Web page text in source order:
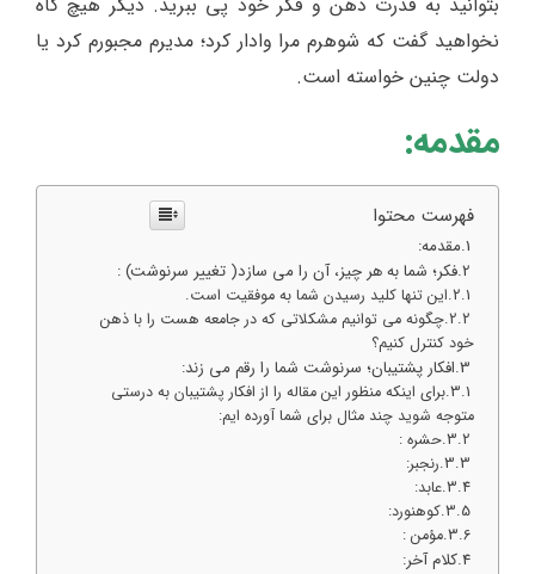
نخواهید گفت که شوهرم مرا وادار کرد؛ مدیرم مجبورم کرد یا
دولت چنین خواسته است.
مقدمه:
فهرست محتوا
مقدمه:
فکر؛ شما به هر چیز، آن را می سازد( تغییر سرنوشت) :
این تنها کلید رسیدن شما به موفقیت است.
چگونه می توانیم مشکلاتی که در جامعه هست را با ذهن
خود کنترل کنیم؟
افکار پشتیبان؛ سرنوشت شما را رقم می زند:
برای اینکه منظور این مقاله را از افکار پشتیبان به درستی
متوجه شوید چند مثال برای شما آورده ایم:
حشره :
رنجبر:
عابد:
کوهنورد:
مؤمن :
کلام آخر: